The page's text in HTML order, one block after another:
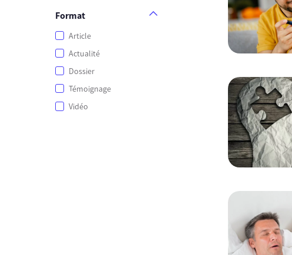
Format
Article
Actualité
Dossier
Témoignage
Vidéo